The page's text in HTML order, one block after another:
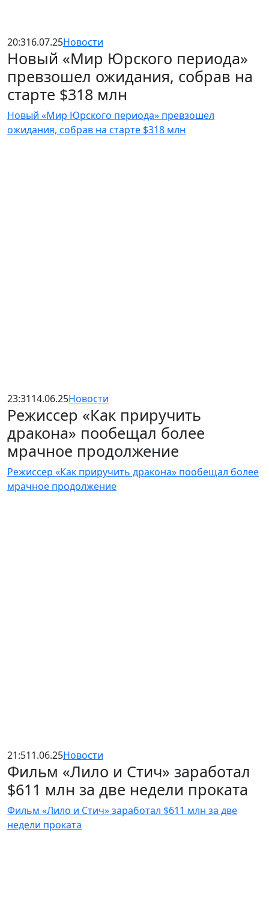
20:316.07.25Новости
Новый «Мир Юрского периода»
превзошел ожидания, собрав на
старте $318 млн
Новый «Мир Юрского периода» превзошел
ожидания, собрав на старте $318 млн
23:3114.06.25Новости
Режиссер «Как приручить
дракона» пообещал более
мрачное продолжение
Режиссер «Как приручить дракона» пообещал более
мрачное продолжение
21:511.06.25Новости
Фильм «Лило и Стич» заработал
$611 млн за две недели проката
Фильм «Лило и Стич» заработал $611 млн за две
недели проката